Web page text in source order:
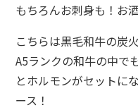
もちろんお刺身も！お
こちらは黒毛和牛の炭
A5ランクの和牛の中で
とホルモンがセットに
ース！